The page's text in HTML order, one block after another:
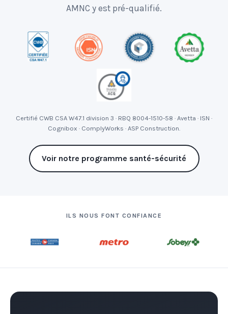
AMNC y est pré-qualifié.
Certifié CWB CSA W47.1 division 3 · RBQ 8004-1510-58 · Avetta · ISN ·
Cognibox · ComplyWorks · ASP Construction.
Voir notre programme santé-sécurité
ILS NOUS FONT CONFIANCE